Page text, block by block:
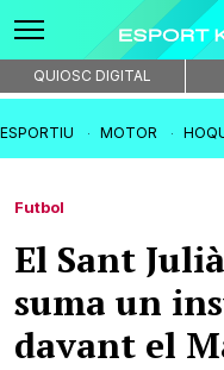
QUIOSC DIGITAL
MOTOR
Futbol
El Sant
suma un
davant el